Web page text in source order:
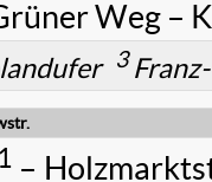
Weg –
3
1–